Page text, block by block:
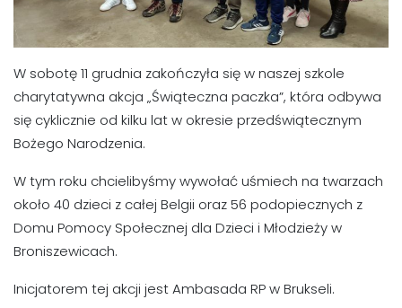
W sobotę 11 grudnia zakończyła się w naszej szkole
charytatywna akcja „Świąteczna paczka”, która odbywa
się cyklicznie od kilku lat w okresie przedświątecznym
Bożego Narodzenia.
W tym roku chcielibyśmy wywołać uśmiech na twarzach
około 40 dzieci z całej Belgii oraz 56 podopiecznych z
Domu Pomocy Społecznej dla Dzieci i Młodzieży w
Broniszewicach.
Inicjatorem tej akcji jest Ambasada RP w Brukseli.